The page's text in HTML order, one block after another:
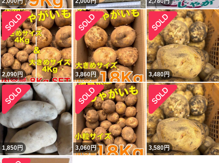
2,090円 3,860円 3,480円
1,850円 3,060円 3,580円